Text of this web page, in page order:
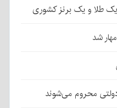
طلا و یک برنز کشوری
شد
محروم می‌شوند